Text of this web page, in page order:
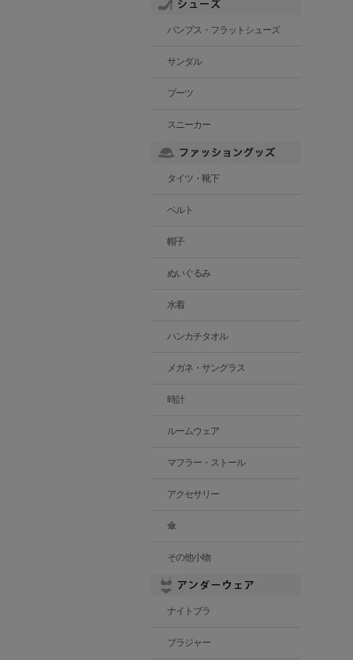
パンプス・フラットシューズ
サンダル
ブーツ
スニーカー
タイツ・靴下
ベルト
帽子
ぬいぐるみ
水着
ハンカチタオル
メガネ・サングラス
時計
ルームウェア
マフラー・ストール
アクセサリー
傘
その他小物
ナイトブラ
ブラジャー